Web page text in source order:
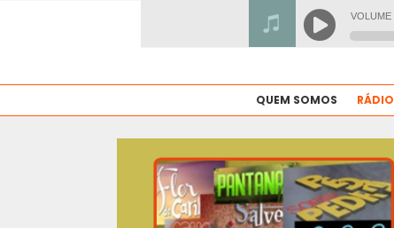
QUEM SOMOS RÁDIO